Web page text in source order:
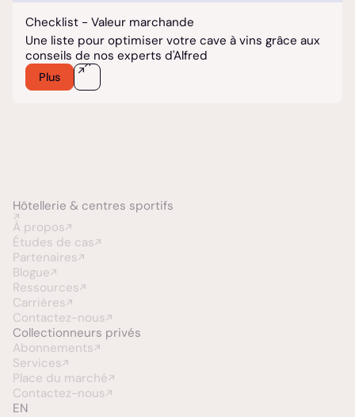
Checklist - Valeur marchande
Une liste pour optimiser votre cave à vins grâce aux
conseils de nos experts d'Alfred
Plus
Hôtellerie & centres sportifs
À propos
Études de cas
Partenaires
Blogue
Ressources
Carrières
Contactez-nous
Collectionneurs privés
Abonnements
Services
Place du marché
Contactez-nous
EN